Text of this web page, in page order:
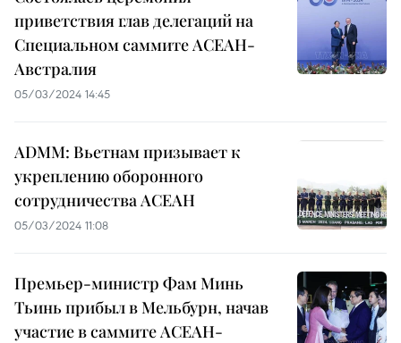
приветствия глав делегаций на
Специальном саммите АСЕАН-
Австралия
05/03/2024 14:45
ADMM: Вьетнам призывает к
укреплению оборонного
сотрудничества АСЕАН
05/03/2024 11:08
Премьер-министр Фам Минь
Тьинь прибыл в Мельбурн, начав
участие в саммите АСЕАН-